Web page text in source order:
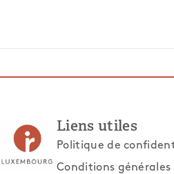
Liens utiles
Politique de
Conditions